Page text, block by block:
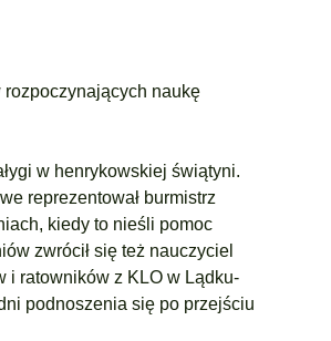
rozpoczynających naukę
w henrykowskiej świątyni.
reprezentował burmistrz
kiedy to nieśli pomoc
zwrócił się też nauczyciel
i ratowników z KLO w Lądku-
podnoszenia się po przejściu